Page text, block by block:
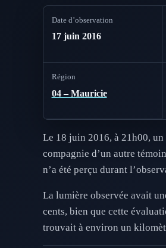
Date d’observation
17 juin 2016
Région
04 – Mauricie
Le 18 juin 2016, à 21h00,
compagnie d’un autre
n’a été perçu durant
La lumière observée avait
cents, bien que cette
trouvait à environ un